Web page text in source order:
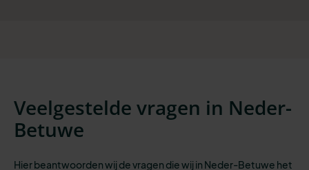
Veelgestelde vragen in Neder-
Betuwe
Hier beantwoorden wij de vragen die wij in Neder-Betuwe het